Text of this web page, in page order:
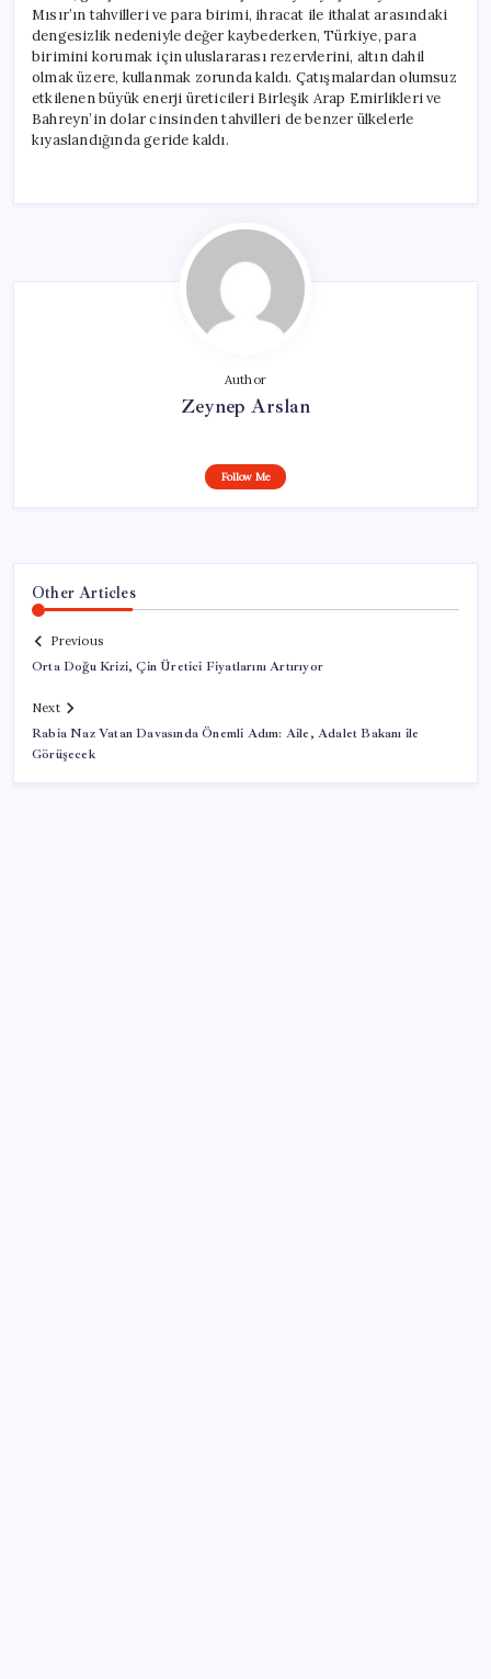
Mısır’ın tahvilleri ve para birimi, ihracat ile ithalat arasındaki
dengesizlik nedeniyle değer kaybederken, Türkiye, para
birimini korumak için uluslararası rezervlerini, altın dahil
olmak üzere, kullanmak zorunda kaldı. Çatışmalardan olumsuz
etkilenen büyük enerji üreticileri Birleşik Arap Emirlikleri ve
Bahreyn’in dolar cinsinden tahvilleri de benzer ülkelerle
kıyaslandığında geride kaldı.
Author
Zeynep Arslan
Follow Me
Other Articles
Previous
Orta Doğu Krizi, Çin Üretici Fiyatlarını Artırıyor
Next
Rabia Naz Vatan Davasında Önemli Adım: Aile, Adalet Bakanı ile
Görüşecek